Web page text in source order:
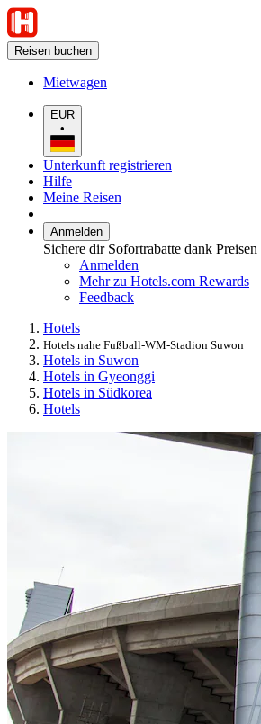
Reisen buchen
Mietwagen
EUR
•
Unterkunft registrieren
Hilfe
Meine Reisen
Anmelden
Sichere dir Sofortrabatte dank
Anmelden
Mehr zu Hotels.com Rewards
Feedback
Hotels
Hotels nahe Fußball-WM-Stadion Suwon
Hotels in Suwon
Hotels in Gyeonggi
Hotels in Südkorea
Hotels